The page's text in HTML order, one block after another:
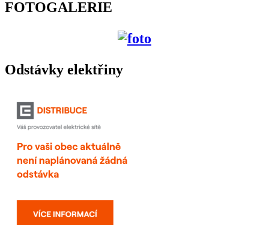
FOTOGALERIE
Odstávky elektřiny